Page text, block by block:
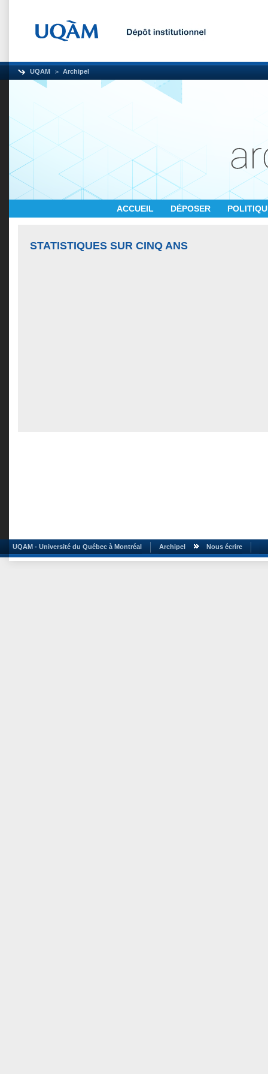
UQAM Archipel
ACCUEIL DÉPOSER
STATISTIQUES SUR CINQ ANS
UQAM - Université du Québec à Montréal Archipel Nous écrire